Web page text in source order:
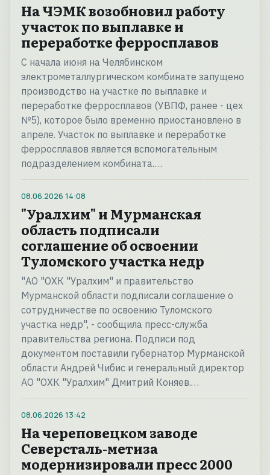
На ЧЭМК возобновил работу
участок по выплавке и
переработке ферросплавов
С начала июня на Челябинском
электрометаллургическом комбинате запущено
производство на участке по выплавке и
переработке ферросплавов (УВПФ, ранее - цех
№5), которое было временно приостановлено в
апреле. Участок по выплавке и переработке
ферросплавов является вспомогательным
подразделением комбината.…
08.06.2026 14:08
"Уралхим" и Мурманская
область подписали
соглашение об освоении
Туломского участка недр
"АО "ОХК "Уралхим" и правительство
Мурманской области подписали соглашение о
сотрудничестве по освоению Туломского
участка недр", - сообщила пресс-служба
правительства региона. Подписи под
документом поставили губернатор Мурманской
области Андрей Чибис и генеральный директор
АО "ОХК "Уралхим" Дмитрий Коняев.…
08.06.2026 13:42
На череповецком заводе
Северсталь-метиза
модернизировали пресс 2000